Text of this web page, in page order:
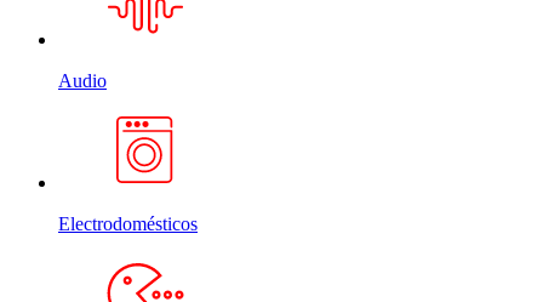
Audio
Electrodomésticos